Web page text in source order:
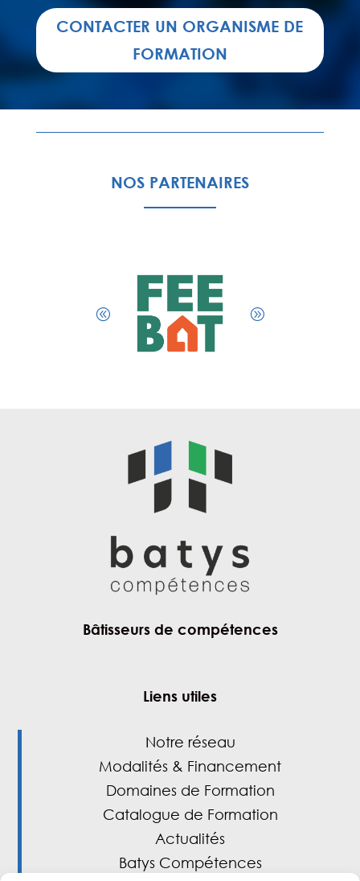
CONTACTER UN ORGANISME DE
FORMATION
NOS PARTENAIRES
Bâtisseurs de compétences
Liens utiles
Notre réseau
Modalités & Financement
Domaines de Formation
Catalogue de Formation
Actualités
Batys Compétences